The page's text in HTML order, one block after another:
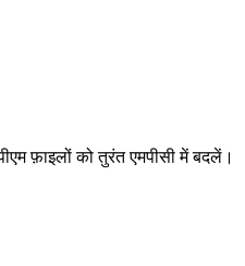
फ़ाइलों को तुरंत एमपीसी में बदलें।